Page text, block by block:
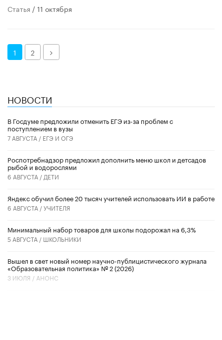
Статья / 11 октября
1 2 Далее
НОВОСТИ
В Госдуме предложили отменить ЕГЭ из-за проблем с
поступлением в вузы
7 АВГУСТА / ЕГЭ И ОГЭ
Роспотребнадзор предложил дополнить меню школ и детсадов
рыбой и водорослями
6 АВГУСТА / ДЕТИ
​Яндекс обучил более 20 тысяч учителей использовать ИИ в работе
6 АВГУСТА /УЧИТЕЛЯ
Минимальный набор товаров для школы подорожал на 6,3%
5 АВГУСТА / ШКОЛЬНИКИ
Вышел в свет новый номер научно-публицистического журнала
«Образовательная политика» № 2 (2026)
3 ИЮЛЯ / АНОНС